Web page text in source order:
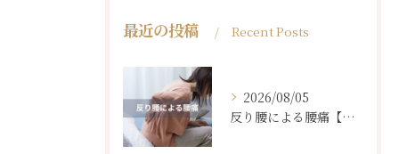
最近の投稿 Recent Posts
2026/08/05
反り腰による腰痛【３０代女性】